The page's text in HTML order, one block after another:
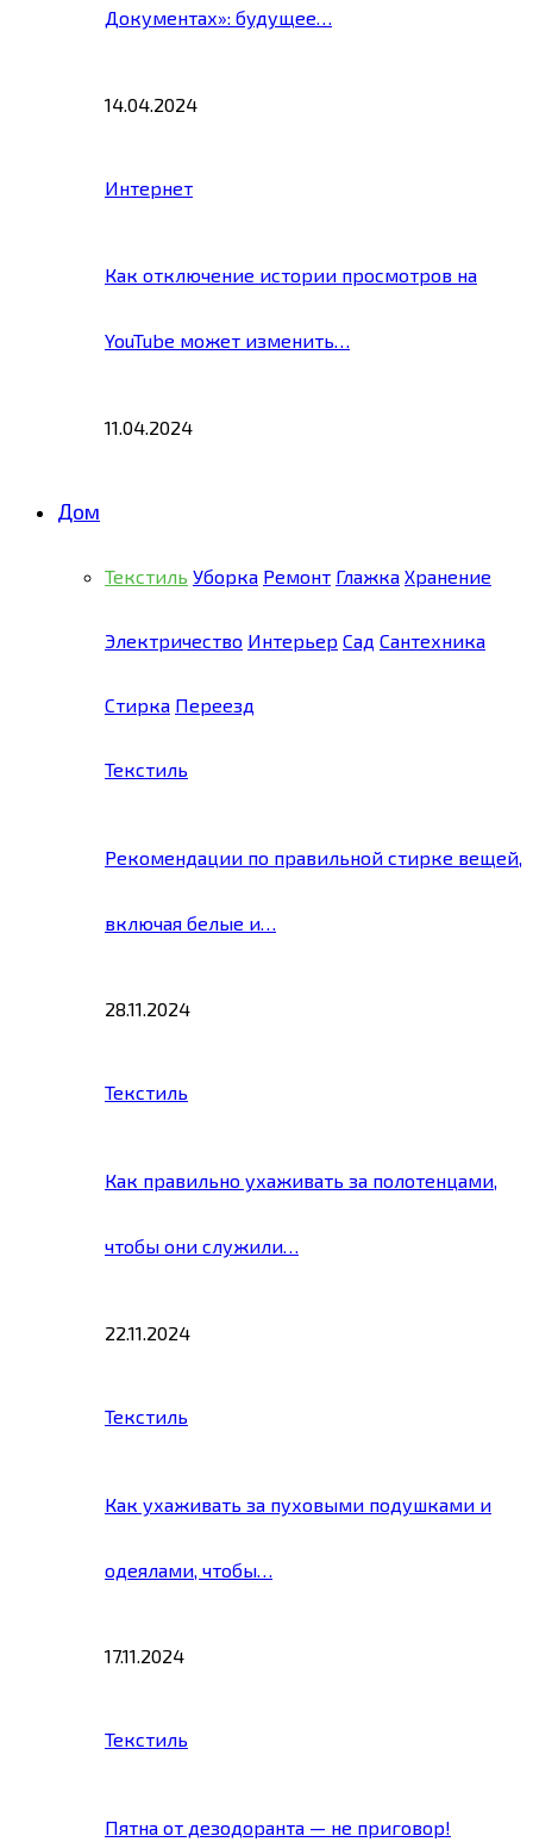
Документах»: будущее…
14.04.2024
Интернет
Как отключение истории просмотров на
YouTube может изменить…
11.04.2024
Дом
Текстиль Уборка Ремонт Глажка Хранение
Электричество Интерьер Сад Сантехника
Стирка Переезд
Текстиль
Рекомендации по правильной стирке вещей,
включая белые и…
28.11.2024
Текстиль
Как правильно ухаживать за полотенцами,
чтобы они служили…
22.11.2024
Текстиль
Как ухаживать за пуховыми подушками и
одеялами, чтобы…
17.11.2024
Текстиль
Пятна от дезодоранта — не приговор!